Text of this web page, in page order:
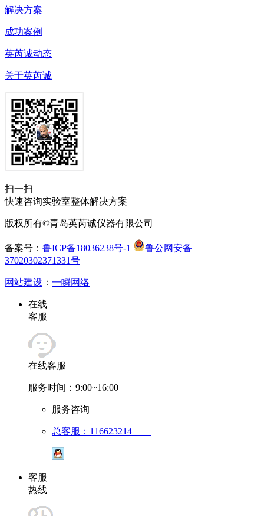
解决方案
成功案例
英芮诚动态
关于英芮诚
扫一扫
快速咨询实验室整体解决方案
版权所有©青岛英芮诚仪器有限公司
备案号： 鲁ICP备18036238号-1
鲁公网安备
37020302371331号
网站建设 ： 一瞬网络
在线
客服
在线客服
服务时间：9:00~16:00
服务咨询
总客服：116623214
客服
热线